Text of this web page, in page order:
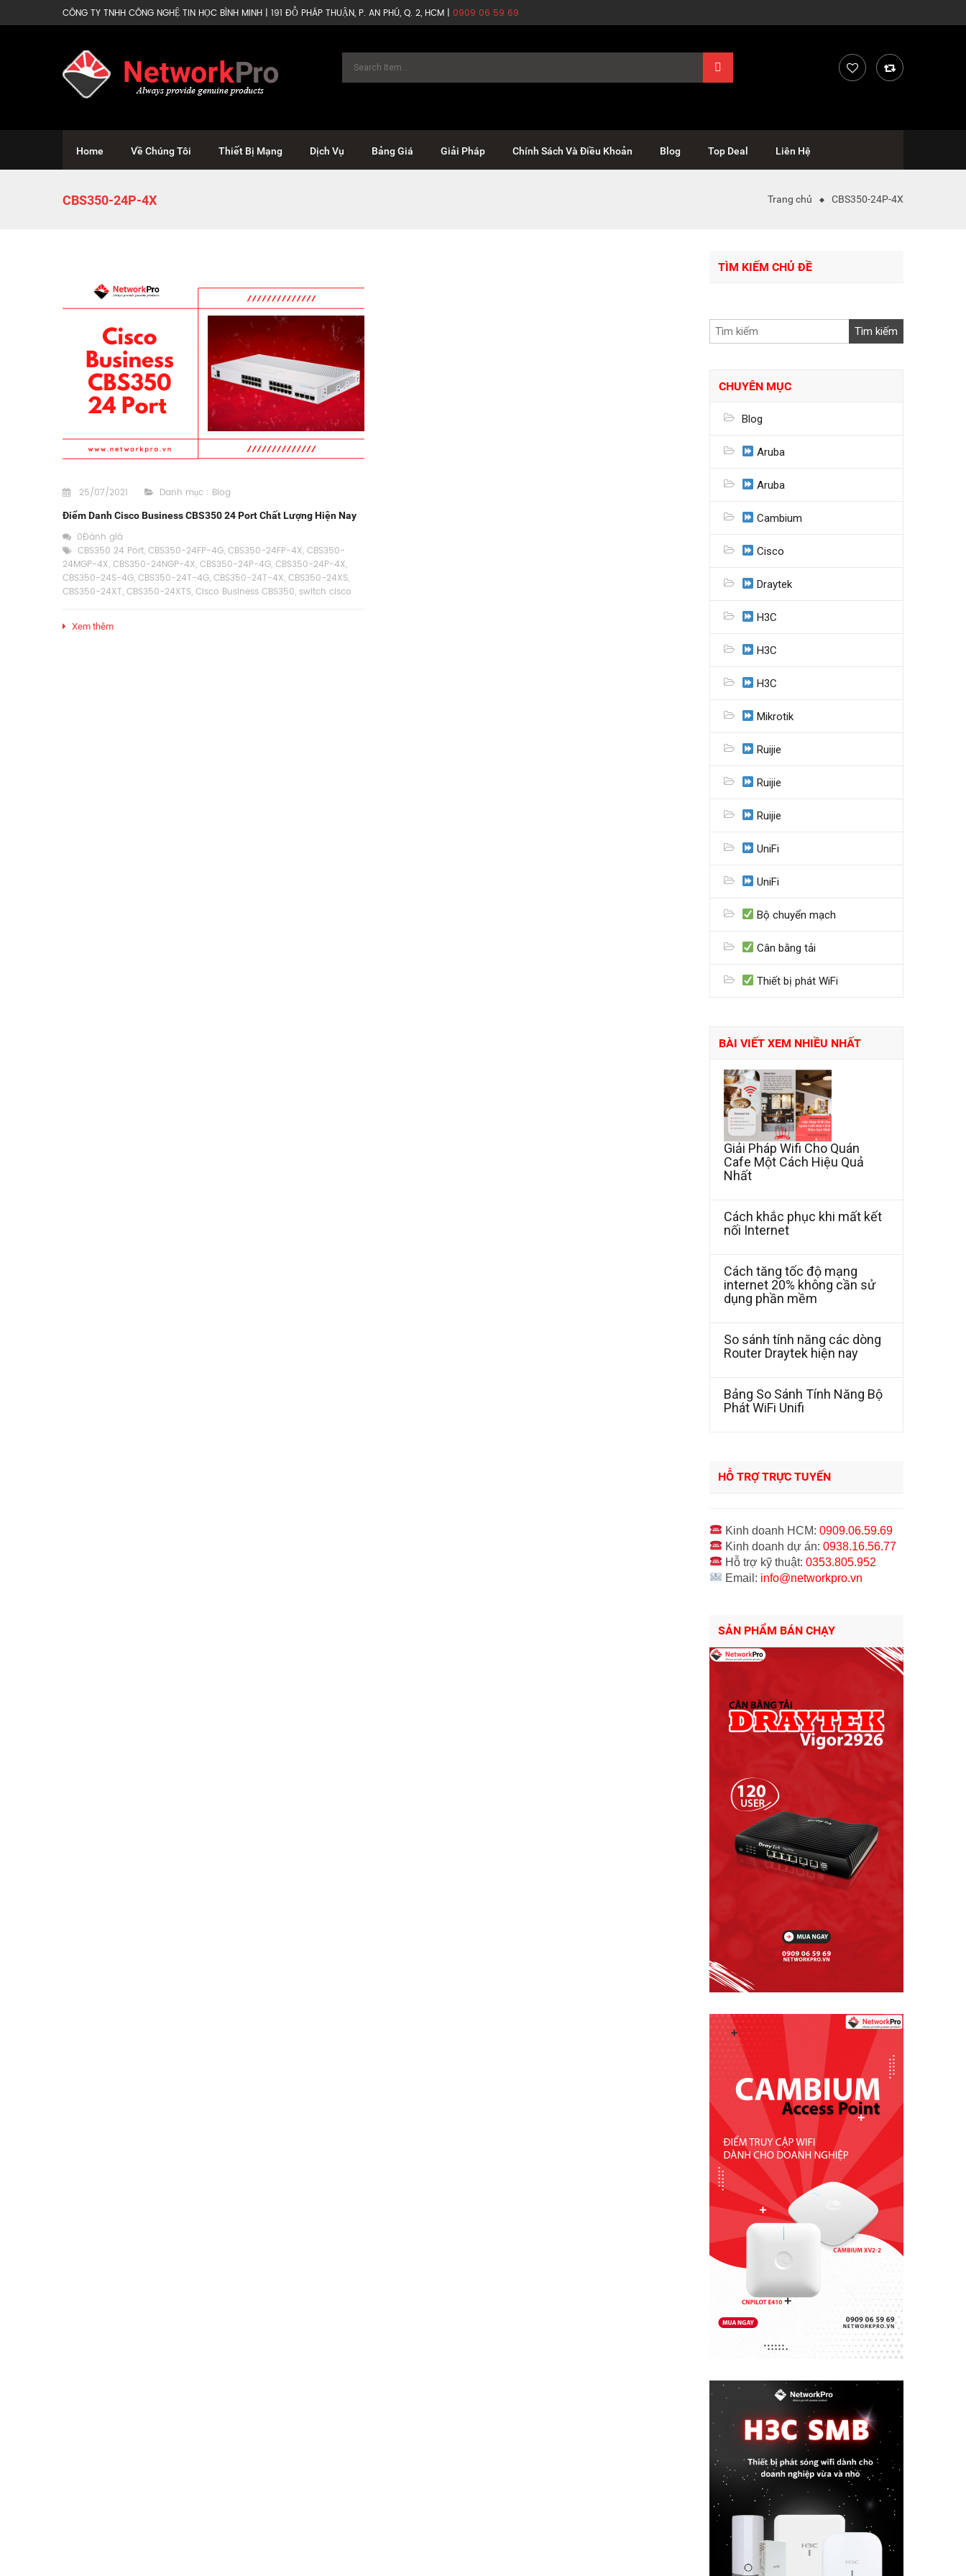
CÔNG TY TNHH CÔNG NGHỆ TIN HỌC BÌNH MINH | 191 ĐỖ PHÁP THUẬN, P. AN PHÚ, Q. 2, HCM | 0909 06 59 69
Home Về Chúng Tôi Thiết Bị Mạng Dịch Vụ Bảng Giá Giải Pháp Chính Sách Và Điều Khoản Blog Top Deal Liên Hệ
CBS350-24P-4X Trang chủ CBS350-24P-4X
25/07/2021 Danh mục : Blog
Điểm Danh Cisco Business CBS350 24 Port Chất Lượng Hiện Nay
0Đánh giá
CBS350 24 Port, CBS350-24FP-4G, CBS350-24FP-4X, CBS350-
24MGP-4X, CBS350-24NGP-4X, CBS350-24P-4G, CBS350-24P-4X,
CBS350-24S-4G, CBS350-24T-4G, CBS350-24T-4X, CBS350-24XS,
CBS350-24XT, CBS350-24XTS, Cisco Business CBS350, switch cisco
Xem thêm
TÌM KIẾM CHỦ ĐỀ
kiếm:
CHUYÊN MỤC
Blog
Aruba
Aruba
Cambium
Cisco
Draytek
H3C
H3C
H3C
Mikrotik
Ruijie
Ruijie
Ruijie
UniFi
UniFi
Bộ chuyển mạch
Cân bằng tải
Thiết bị phát WiFi
BÀI VIẾT XEM NHIỀU NHẤT
Giải Pháp Wifi Cho Quán
Cafe Một Cách Hiệu Quả
Nhất
Cách khắc phục khi mất kết
nối Internet
Cách tăng tốc độ mạng
internet 20% không cần sử
dụng phần mềm
So sánh tính năng các dòng
Router Draytek hiện nay
Bảng So Sánh Tính Năng Bộ
Phát WiFi Unifi
HỖ TRỢ TRỰC TUYẾN
Kinh doanh HCM:0909.06.59.69
Kinh doanh dự án:0938.16.56.77
Hỗ trợ kỹ thuật:0353.805.952
Email: info@networkpro.vn
SẢN PHẨM BÁN CHẠY